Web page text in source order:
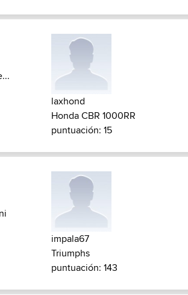
laxhond
Honda CBR 1000RR
puntuación: 15
impala67
Triumphs
puntuación: 143